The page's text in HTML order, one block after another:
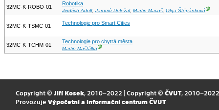
32MC-K-ROBO-01
Robotika
Jindřich Adolf, Jaromír Doležal, Martin Macaš, Olga ŠtěpánkováⒼ
32MC-K-TSMC-01 Technologie pro Smart Cities
32MC-K-TCHM-01
Technologie pro chytrá města
Martin MaštálkaⒼ
Copyright © Jiří Kosek, 2010–2022 | Copyright © ČVUT, 2010–2022
Provozuje Výpočetní a informační centrum ČVUT